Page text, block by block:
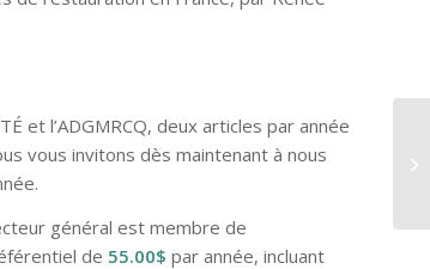
et l’ADGMRCQ, deux articles par année
vous invitons dès maintenant à nous
général est membre de
de 55.00$ par année, incluant